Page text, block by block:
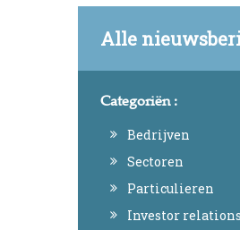
Alle
Categoriën :
Bedrijven
Sectoren
Particulieren
Investor relations